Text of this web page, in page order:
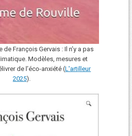
de François Gervais : Il n’y a pas
Modèles, mesures et
de l’éco-anxiété (L'artilleur
2025).